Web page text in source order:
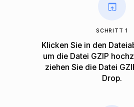
SCHRITT 1
Klicken Sie in den
um die Datei GZIP
ziehen Sie die Datei
Drop.